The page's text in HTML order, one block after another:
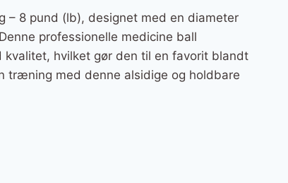
– 8 pund (lb), designet med en diameter
professionelle medicine ball
kvalitet, hvilket gør den til en favorit blandt
træning med denne alsidige og holdbare